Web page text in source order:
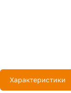
Характеристики